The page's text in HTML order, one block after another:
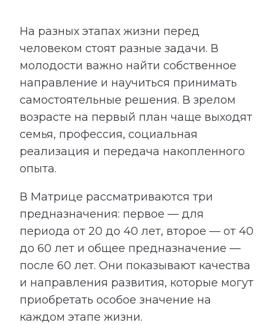
На разных этапах жизни перед
человеком стоят разные задачи. В
молодости важно найти собственное
направление и научиться принимать
самостоятельные решения. В зрелом
возрасте на первый план чаще выходят
семья, профессия, социальная
реализация и передача накопленного
опыта.
В Матрице рассматриваются три
предназначения: первое — для
периода от 20 до 40 лет, второе — от 40
до 60 лет и общее предназначение —
после 60 лет. Они показывают качества
и направления развития, которые могут
приобретать особое значение на
каждом этапе жизни.